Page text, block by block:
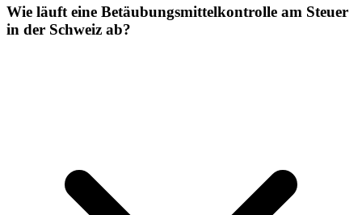
Wie läuft eine Betäubungsmittelkontrolle am Steuer
in der Schweiz ab?